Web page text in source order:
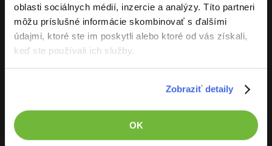
oblasti sociálnych médií, inzercie a analýzy. Títo partneri
môžu príslušné informácie skombinovať s ďalšími
údajmi, ktoré ste im poskytli alebo ktoré od vás získali,
keď ste používali ich služby.
Zobraziť detaily
OK
VB.NET
SQL
Umelá inteligencia
Time management
Fórum
Linux a UNIX
Kybernetická bezpečnost
Inkscape
Fotografovanie -80%
Video
O projekte
Vývoj systému
Kontakt